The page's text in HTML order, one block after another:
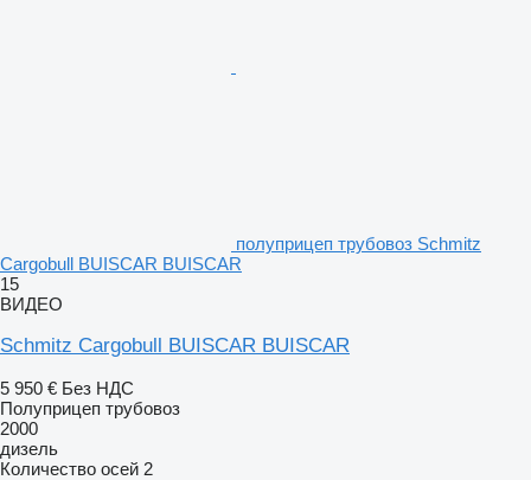
полуприцеп трубовоз Schmitz
Cargobull BUISCAR BUISCAR
15
ВИДЕО
Schmitz Cargobull BUISCAR BUISCAR
5 950 € Без НДС
Полуприцеп трубовоз
2000
дизель
Количество осей 2